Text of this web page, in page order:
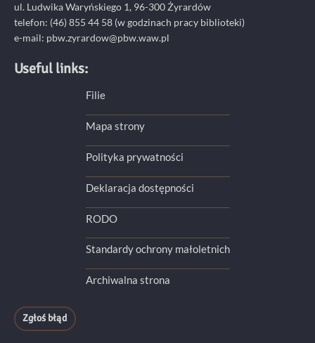
ul. Ludwika Waryńskiego 1, 96-300 Żyrardów
telefon: (46) 855 44 58 (w godzinach pracy biblioteki)
e-mail: pbw.zyrardow@pbw.waw.pl
Useful links:
Filie
Mapa strony
Polityka prywatności
Deklaracja dostępności
RODO
Standardy ochrony małoletnich
Archiwalna strona
Zgłoś błąd